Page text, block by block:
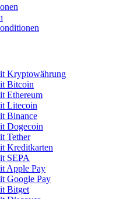
Kryptowährung
Bitcoin
Ethereum
Litecoin
Binance
Dogecoin
Tether
Kreditkarten
SEPA
Apple Pay
Google Pay
Bitget